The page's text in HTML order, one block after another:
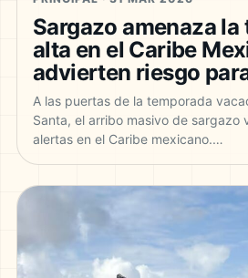
Sargazo amenaza
alta en el Caribe
advierten riesgo
A las puertas de la temporada
Santa, el arribo masivo de sargazo
alertas en el Caribe mexicano.…